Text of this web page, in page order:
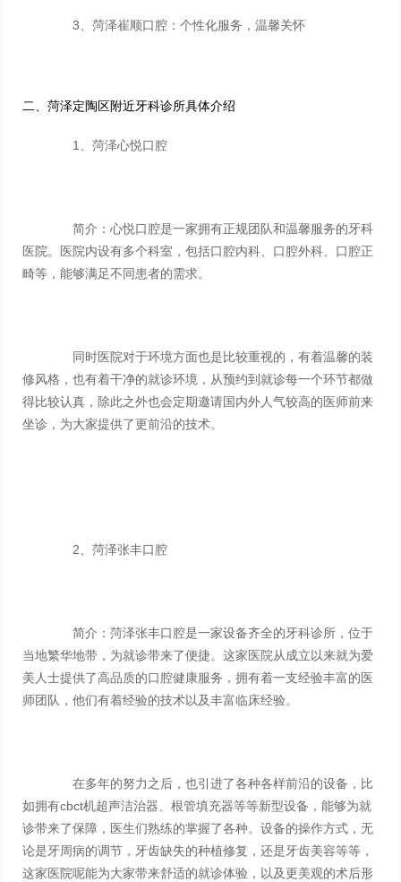
3、菏泽崔顺口腔：个性化服务，温馨关怀
二、菏泽定陶区附近牙科诊所具体介绍
1、菏泽心悦口腔
简介：心悦口腔是一家拥有正规团队和温馨服务的牙科
医院。医院内设有多个科室，包括口腔内科、口腔外科、口腔正
畸等，能够满足不同患者的需求。
同时医院对于环境方面也是比较重视的，有着温馨的装
修风格，也有着干净的就诊环境，从预约到就诊每一个环节都做
得比较认真，除此之外也会定期邀请国内外人气较高的医师前来
坐诊，为大家提供了更前沿的技术。
2、菏泽张丰口腔
简介：菏泽张丰口腔是一家设备齐全的牙科诊所，位于
当地繁华地带，为就诊带来了便捷。这家医院从成立以来就为爱
美人士提供了高品质的口腔健康服务，拥有着一支经验丰富的医
师团队，他们有着经验的技术以及丰富临床经验。
在多年的努力之后，也引进了各种各样前沿的设备，比
如拥有cbct机超声洁治器、根管填充器等等新型设备，能够为就
诊带来了保障，医生们熟练的掌握了各种。设备的操作方式，无
论是牙周病的调节，牙齿缺失的种植修复，还是牙齿美容等等，
这家医院呢能为大家带来舒适的就诊体验，以及更美观的术后形